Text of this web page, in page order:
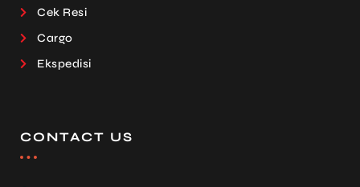
Cek Resi
Cargo
Ekspedisi
CONTACT US